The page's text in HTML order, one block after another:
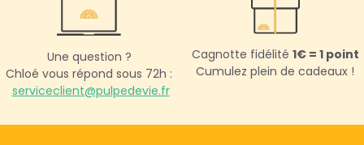
Une question ?
Chloé vous répond sous 72h :
serviceclient@pulpedevie.fr
Cagnotte fidélité 1€ = 1 point
Cumulez plein de cadeaux !